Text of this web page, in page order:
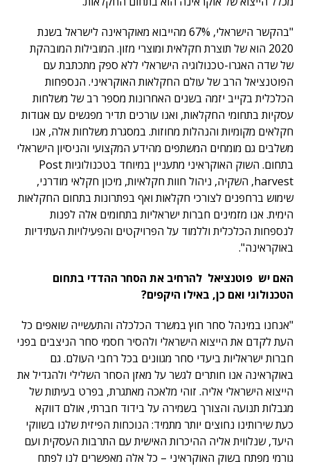
"בהקשר הישראלי, 67% מהייבוא מאוקראינה לישראל בשנת
2020 הוא של תוצרת חקלאית ומוצרי מזון. המובילות המובהקת
של שדה האגרו-טכנולוגיה הישראלי ללא ספק מתכתבת עם
הפוטנציאל הרב של עולם החקלאות האוקראיני. הנספחות
הכלכלית בקייב יזמה בשנים האחרונות מספר רב של משלחות
עסקיות בתחומי החקלאות, ואנו עורכים תדיר מפגשים עם אגודות
חקלאים מקומיות והנהלות מחוזות. במסגרת משלחות אלה, אנו
משלבים גם מומחים המשתפים מהידע המקצועי והניסיון הישראלי
בתחום. השוק האוקראיני מתעניין במיוחד בטכנולוגיות Post
harvest, השקיה, ניהול חוות חקלאיות, מיכון חקלאי מודרני,
שימוש ברחפנים לצורכי חקלאות ואף בפתרונות בתחום החקלאות
הימית. אנו מזמינים חברות ישראליות בתחומים אלה לפנות
לנספחות הכלכלית וללמוד על הפרויקטים והפעילויות העתידיות
באוקראינה".
האם יש פוטנציאל להרחיב את הסחר ההדדי בתחום
הטכנולוגי ואם כן, באילו היקפים?
"אנחנו במינהל סחר חוץ במשרד הכלכלה והתעשייה שואפים כל
העת לקדם את הייצוא הישראלי ולהסיר חסמי סחר הניצבים בפני
חברות ישראליות ביעדי סחר מגוונים בכל רחבי העולם. גם
באוקראינה אנו חותרים לגשר על מאזן הסחר השלילי ולהגדיל את
הייצוא הישראלי אליה. זוהי מלאכה מאתגרת, בפרט בעיתות של
מגבלות תנועה והצורך בשמירה על בידוד חברתי, אולם דווקא
כעת שירותינו נחוצים יותר מתמיד: הנוכחות הפיזית שלנו בשווקי
היעד, שנלווית אליה ההיכרות האישית עם התרבות העסקית ועם
גורמי מפתח בשוק האוקראיני – כל אלה מאפשרים לנו לפתח